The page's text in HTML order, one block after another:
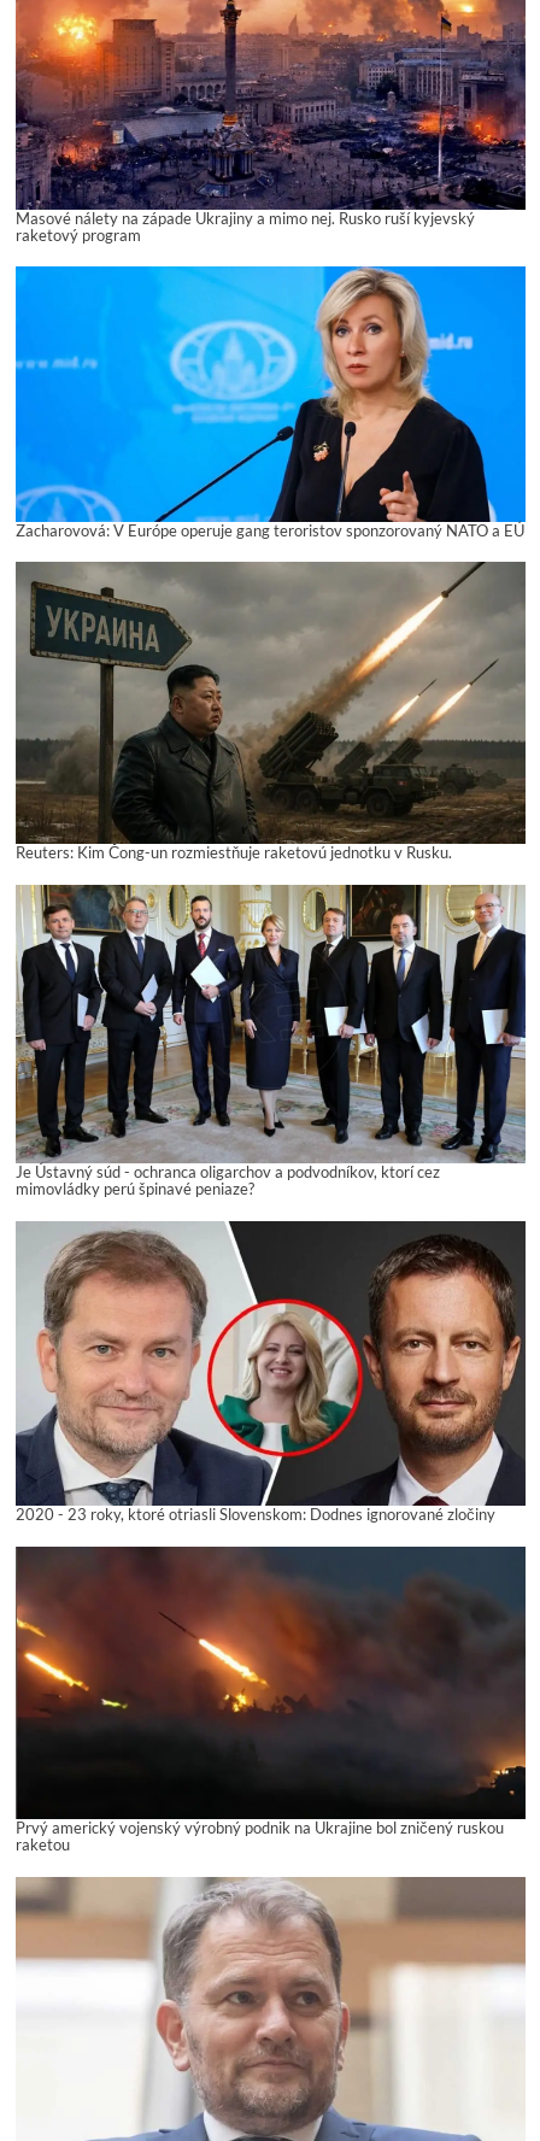
Masové nálety na západe Ukrajiny a mimo nej. Rusko ruší kyjevský
raketový program
Zacharovová: V Európe operuje gang teroristov sponzorovaný NATO a EÚ
Reuters: Kim Čong-un rozmiestňuje raketovú jednotku v Rusku.
Je Ústavný súd - ochranca oligarchov a podvodníkov, ktorí cez
mimovládky perú špinavé peniaze?
2020 - 23 roky, ktoré otriasli Slovenskom: Dodnes ignorované zločiny
Prvý americký vojenský výrobný podnik na Ukrajine bol zničený ruskou
raketou